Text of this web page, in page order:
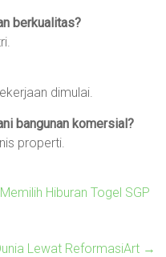
berkualitas?
dimulai.
bangunan komersial?
properti.
Hiburan Togel SGP
Lewat ReformasiArt →